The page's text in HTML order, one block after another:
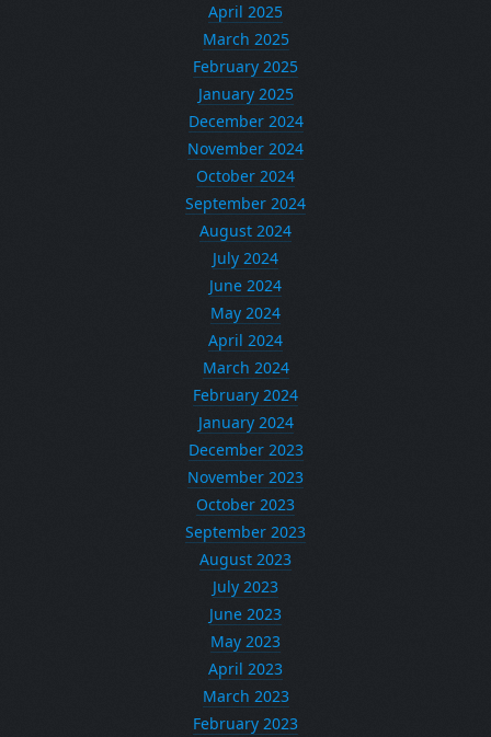
April 2025
March 2025
February 2025
January 2025
December 2024
November 2024
October 2024
September 2024
August 2024
July 2024
June 2024
May 2024
April 2024
March 2024
February 2024
January 2024
December 2023
November 2023
October 2023
September 2023
August 2023
July 2023
June 2023
May 2023
April 2023
March 2023
February 2023